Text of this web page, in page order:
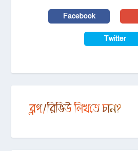
Facebook
Twitter